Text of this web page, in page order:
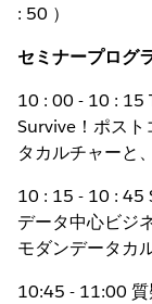
: 50 ）
セミナープログ
10 : 00 - 10 : 15
Survive！ポスト
タカルチャーと
10 : 15 - 10 : 45
データ中心ビジ
モダンデータカ
10:45 - 11:00 質